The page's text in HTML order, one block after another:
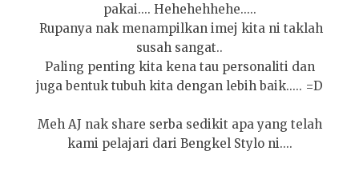
pakai.... Hehehehhehe.....
Rupanya nak menampilkan imej kita ni taklah
susah sangat..
Paling penting kita kena tau personaliti dan
juga bentuk tubuh kita dengan lebih baik..... =D
Meh AJ nak share serba sedikit apa yang telah
kami pelajari dari Bengkel Stylo ni....